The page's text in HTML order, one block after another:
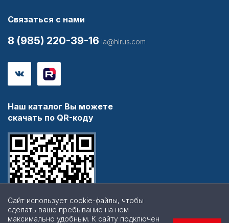
Связаться с нами
8 (985) 220-39-16 la@hlrus.com
Наш каталог Вы можете
скачать по QR-коду
Сайт использует cookie-файлы, чтобы
сделать ваше пребывание на нем
максимально удобным. К cайту подключен